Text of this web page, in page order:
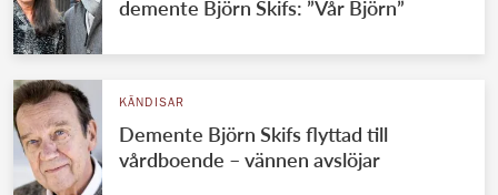
demente Björn Skifs: ”Vår Björn”
KÄNDISAR
Demente Björn Skifs flyttad till
vårdboende – vännen avslöjar